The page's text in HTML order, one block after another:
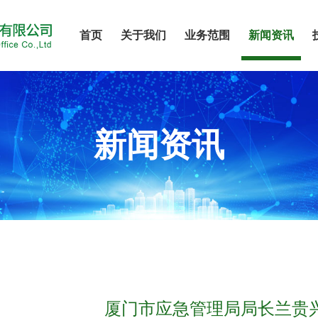
首页 关于我们 业务范围 新闻资讯
新闻资讯
厦门市应急管理局局长兰贵